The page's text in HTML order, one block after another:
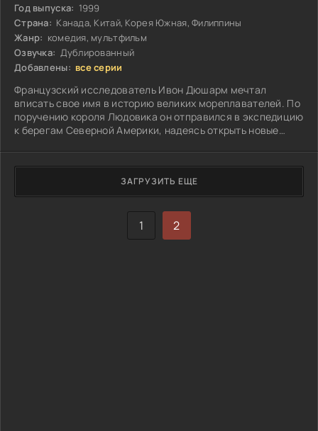
Год выпуска: 1999
Страна: Канада, Китай, Корея Южная, Филиппины
Жанр: комедия, мультфильм
Озвучка: Дублированный
Добавлены: все серии
Французский исследователь Ивон Дюшарм мечтал
вписать свое имя в историю великих мореплавателей. По
поручению короля Людовика он отправился в экспедицию
к берегам Северной Америки, надеясь открыть новые
ЗАГРУЗИТЬ ЕЩЕ
1 2